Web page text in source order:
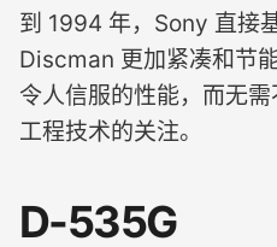
到 1994 年，Sony 直接
Discman 更加紧凑和节
令人信服的性能，而无
工程技术的关注。
D-535G